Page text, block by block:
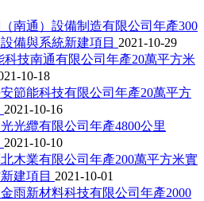
南通）設備制造有限公司年產300
備與系統新建項目 2021-10-29
技南通有限公司年產20萬平方米
10-18
節能科技有限公司年產20萬平方
2021-10-16
光纜有限公司年產4800公里
2021-10-10
木業有限公司年產200萬平方米實
建項目 2021-10-01
雨新材料科技有限公司年產2000